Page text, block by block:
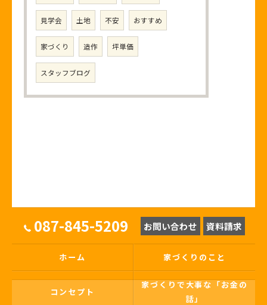
見学会 土地 不安 おすすめ
家づくり 造作 坪単価
スタッフブログ
087-845-5209 お問い合わせ 資料請求
ホーム 家づくりのこと
コンセプト
家づくりで大事な「お金の
話」